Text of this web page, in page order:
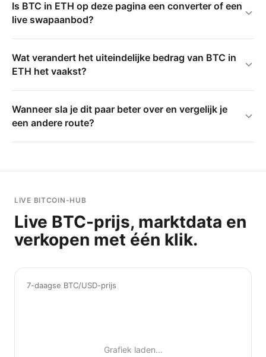
Is BTC in ETH op deze pagina een converter of een
live swapaanbod?
Wat verandert het uiteindelijke bedrag van BTC in
ETH het vaakst?
Wanneer sla je dit paar beter over en vergelijk je
een andere route?
LIVE BITCOIN-HUB
Live BTC-prijs, marktdata en
verkopen met één klik.
7-daagse BTC/USD-prijs
Grafiek laden…